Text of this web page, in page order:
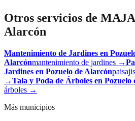
Otros servicios de
Alarcón
Mantenimiento de Jardines en
Alarcónmantenimiento de jardines →
Jardines en Pozuelo de Alarcón
→Tala y Poda de Árboles en Pozuelo
árboles →
Más municipios